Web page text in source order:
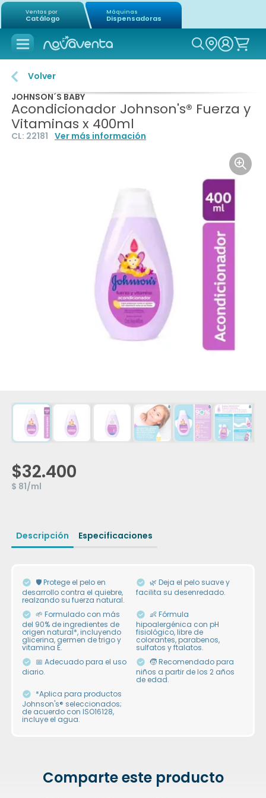
Ventas por
Catálogo
Máquinas
Dispensadoras
Icon of
Volver
JOHNSON´S BABY
Acondicionador Johnson's® Fuerza y
Vitaminas x 400ml
CL: 22181 Ver más información
Icon
$32.400
$ 81/ml
Descripción Especificaciones
🛡 Protege el pelo en
desarrollo contra el quiebre,
realzando su fuerza natural.
🌿 Deja el pelo suave y
facilita su desenredado.
🌱 Formulado con más
del 90% de ingredientes de
origen natural*, incluyendo
glicerina, germen de trigo y
vitamina E.
👶 Fórmula
hipoalergénica con pH
fisiológico, libre de
colorantes, parabenos,
sulfatos y ftalatos.
📅 Adecuado para el uso
diario.
🧒 Recomendado para
niños a partir de los 2 años
de edad.
*Aplica para productos
Johnson's® seleccionados;
de acuerdo con ISO16128,
incluye el agua.
Comparte este producto